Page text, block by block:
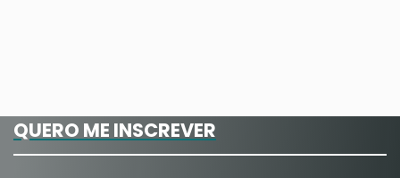
QUERO ME INSCREVER